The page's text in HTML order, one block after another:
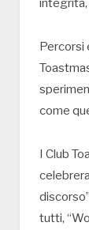
integrità,
Percorsi
come
I Club
tutti,